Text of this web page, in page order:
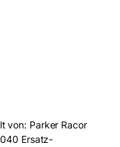
von: Parker Racor
Ersatz-